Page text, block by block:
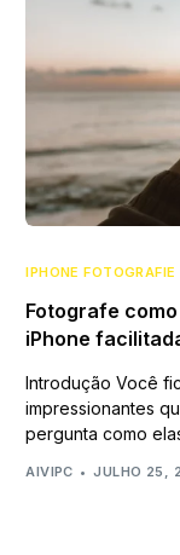
IPHONE FOTOGRAFIE
Fotografe
iPhone
Introdução Você
impressionantes
pergunta como
AIVIPC JULHO 25,